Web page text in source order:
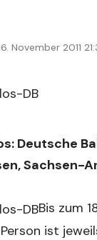
November 2011
Deutsche
Sachsen-
Bis zum
ist